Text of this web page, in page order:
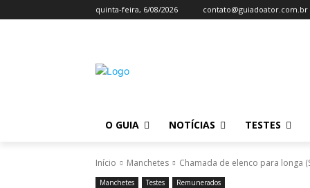
quinta-feira, 6/08/2026 contato@guiadoator.com.br
O GUIA NOTÍCIAS TESTES
Início Manchetes Chamada de elenco para longa
Manchetes Testes Remunerados